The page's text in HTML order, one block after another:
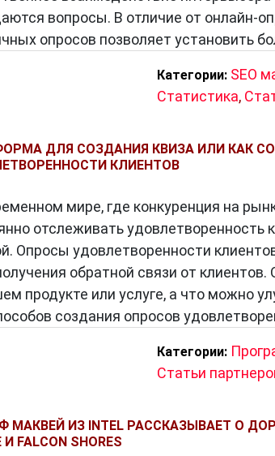
вопросы. В отличие от онлайн-
опросов позволяет установить
Категории: SEO
Статистика,
ДЛЯ СОЗДАНИЯ КВИЗА ИЛИ КАК
КЛИЕНТОВ
мире, где конкуренция на
отслеживать удовлетворенность
Опросы удовлетворенности
обратной связи от клиентов.
продукте или услуге, а что можно
создания опросов
Категории:
Статьи
МАКВЕЙ ИЗ INTEL РАССКАЗЫВАЕТ О
И FALCON SHORES